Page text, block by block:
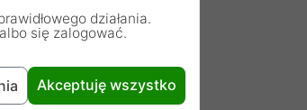
działania.
się zalogować.
Akceptuję wszystko